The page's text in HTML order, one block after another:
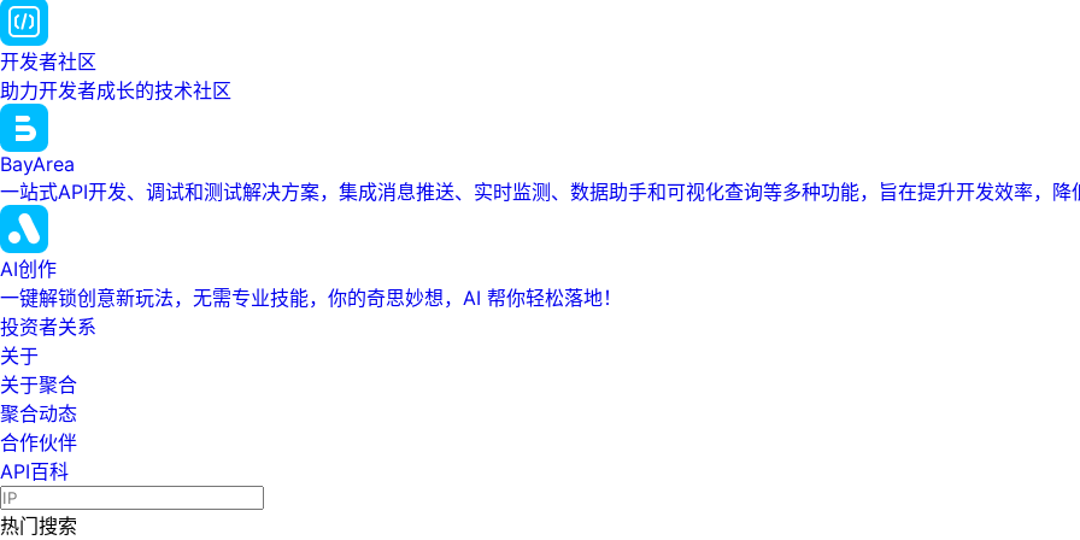
开发者社区
助力开发者成长的技术社区
BayArea
一站式API开发、调试和测试解决方案，集成消息推送、实时监测、数据助手和可视化查询等多种功能，旨在提升开发效率，降
AI创作
一键解锁创意新玩法，无需专业技能，你的奇思妙想，AI 帮你轻松落地！
投资者关系
关于
关于聚合
聚合动态
合作伙伴
API百科
热门搜索